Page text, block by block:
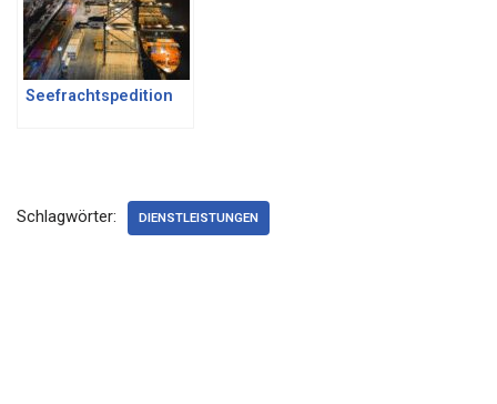
Seefrachtspedition
Schlagwörter: DIENSTLEISTUNGEN